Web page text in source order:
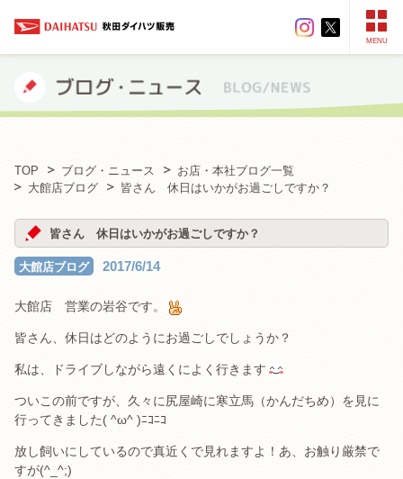
MENU
TOP ブログ・ニュース
お店・本社ブログ一覧
大館店ブログ
皆さん 休日はいかがお過ごしですか？
皆さん 休日はいかがお過ごしですか？
大館店ブログ 2017/6/14
大館店 営業の岩谷です。
皆さん、休日はどのようにお過ごしでしょうか？
私は、ドライブしながら遠くによく行きます
ついこの前ですが、久々に尻屋崎に寒立馬（かんだちめ）を見に
行ってきました( ^ω^ )ﾆｺﾆｺ
放し飼いにしているので真近くで見れますよ！あ、お触り厳禁で
すが(^_^;)